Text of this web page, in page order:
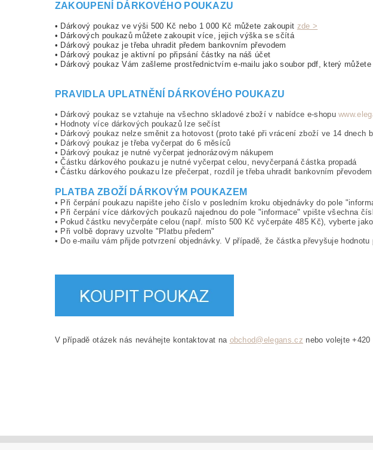
ZAKOUPENÍ DÁRKOVÉHO POUKAZU
• Dárkový poukaz ve výši 500 Kč nebo 1 000 Kč můžete zakoupit zde >
• Dárkových poukazů můžete zakoupit více, jejich výška se sčítá
• Dárkový poukaz je třeba uhradit předem bankovním převodem
• Dárkový poukaz je aktivní po připsání částky na náš účet
• Dárkový poukaz Vám zašleme prostřednictvím e-mailu jako soubor pdf, který
PRAVIDLA UPLATNĚNÍ DÁRKOVÉHO POUKAZU
• Dárkový poukaz se vztahuje na všechno skladové zboží v nabídce e-shopu
• Hodnoty více dárkových poukazů lze sečíst
• Dárkový poukaz nelze směnit za hotovost (proto také při vrácení zboží ve 14 dnech
• Dárkový poukaz je třeba vyčerpat do 6 měsíců
• Dárkový poukaz je nutné vyčerpat jednorázovým nákupem
• Částku dárkového poukazu je nutné vyčerpat celou, nevyčerpaná částka propadá
• Částku dárkového poukazu lze přečerpat, rozdíl je třeba uhradit bankovním převodem
PLATBA ZBOŽÍ DÁRKOVÝM POUKAZEM
• Při čerpání poukazu napište jeho číslo v posledním kroku objednávky do pole
• Při čerpání více dárkových poukazů najednou do pole "informace" vpište všechna
• Pokud částku nevyčerpáte celou (např. místo 500 Kč vyčerpáte 485 Kč), vyberte
• Při volbě dopravy uzvolte "Platbu předem"
• Do e-mailu vám přijde potvrzení objednávky. V případě, že částka převyšuje
V případě otázek nás neváhejte kontaktovat na obchod@elegans.cz nebo volejte +420